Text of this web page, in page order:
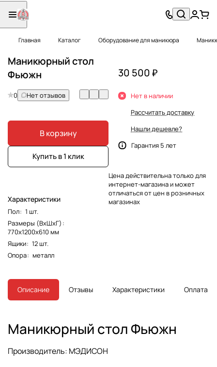
Главная Каталог Оборудование для маникюра
Маникюрный стол
Фьюжн
0 Нет отзывов
В корзину
Купить в 1 клик
Характеристики
Пол: 1 шт.
Размеры (ВхШхГ) :
770х1200х610 мм
Ящики: 12 шт.
Опора: металл
30 500 ₽
Нет в наличии
Рассчитать доставку
Нашли дешевле?
Гарантия 5 лет
Цена действительна только для
интернет-магазина и может
отличаться от цен в розничных
магазинах
Описание Отзывы Характеристики Оплата
Маникюрный стол Фьюжн
Производитель: МЭДИСОН